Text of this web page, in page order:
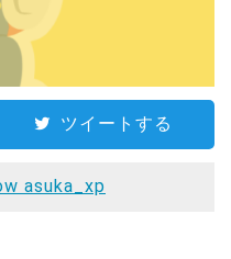
ツイートする
asuka_xp